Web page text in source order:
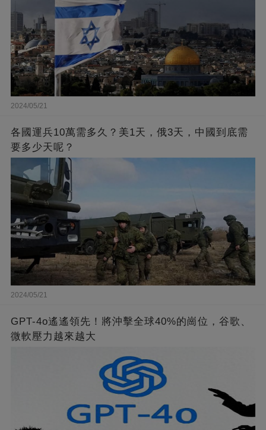
2024/05/21
各國運兵10萬需多久？美1天，俄3天，中國到底需
要多少天呢？
2024/05/21
GPT-4o遙遙領先！將沖擊全球40%的崗位，谷歌、
微軟壓力越來越大